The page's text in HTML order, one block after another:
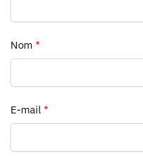
Nom *
E-mail *